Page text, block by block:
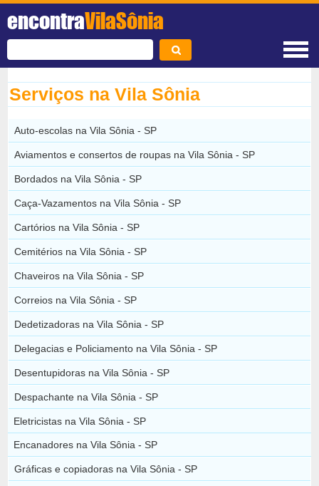
encontraVilaSônia
Serviços na Vila Sônia
Auto-escolas na Vila Sônia - SP
Aviamentos e consertos de roupas na Vila Sônia - SP
Bordados na Vila Sônia - SP
Caça-Vazamentos na Vila Sônia - SP
Cartórios na Vila Sônia - SP
Cemitérios na Vila Sônia - SP
Chaveiros na Vila Sônia - SP
Correios na Vila Sônia - SP
Dedetizadoras na Vila Sônia - SP
Delegacias e Policiamento na Vila Sônia - SP
Desentupidoras na Vila Sônia - SP
Despachante na Vila Sônia - SP
Eletricistas na Vila Sônia - SP
Encanadores na Vila Sônia - SP
Gráficas e copiadoras na Vila Sônia - SP